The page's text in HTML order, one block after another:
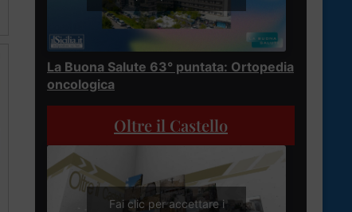
La Buona Salute 63° puntata: Ortopedia
oncologica
Oltre il Castello
Fai clic per accettare i